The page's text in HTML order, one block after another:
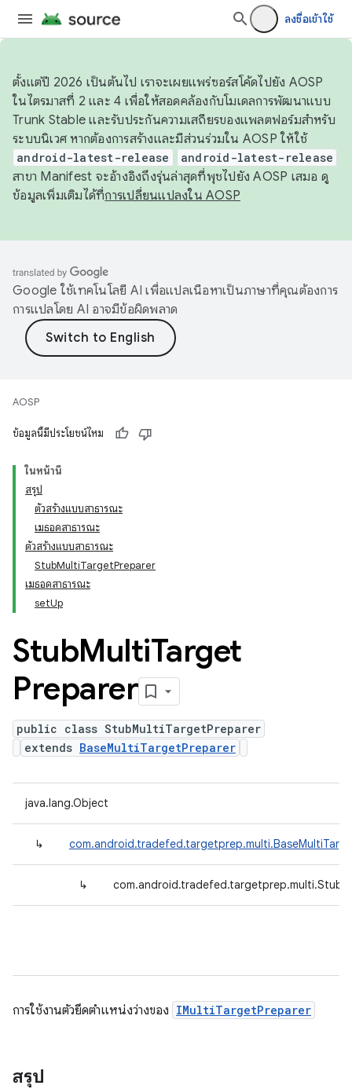
ลงชื่อเข้าใช้
ตั้งแต่ปี 2026 เป็นต้นไป เราจะเผยแพร่ซอร์สโค้ดไปยัง AOSP
ในไตรมาสที่ 2 และ 4 เพื่อให้สอดคล้องกับโมเดลการพัฒนาแบบ
Trunk Stable และรับประกันความเสถียรของแพลตฟอร์มสำหรับ
ระบบนิเวศ หากต้องการสร้างและมีส่วนร่วมใน AOSP ให้ใช้
android-latest-release android-latest-release
สาขา Manifest จะอ้างอิงถึงรุ่นล่าสุดที่พุชไปยัง AOSP เสมอ ดู
ข้อมูลเพิ่มเติมได้ที่การเปลี่ยนแปลงใน AOSP
Google ใช้เทคโนโลยี AI เพื่อแปลเนื้อหาเป็นภาษาที่คุณต้องการ
การแปลโดย AI อาจมีข้อผิดพลาด
AOSP
ข้อมูลนี้มีประโยชน์ไหม
ในหน้านี้
สรุป
ตัวสร้างแบบสาธารณะ
เมธอดสาธารณะ
ตัวสร้างแบบสาธารณะ
StubMultiTargetPreparer
เมธอดสาธารณะ
setUp
StubMultiTarget
Preparer
public class StubMultiTargetPreparer
extends BaseMultiTargetPreparer
java.lang.Object
↳
↳
การใช้งานตัวยึดตําแหน่งว่างของ IMultiTargetPreparer
สรุป